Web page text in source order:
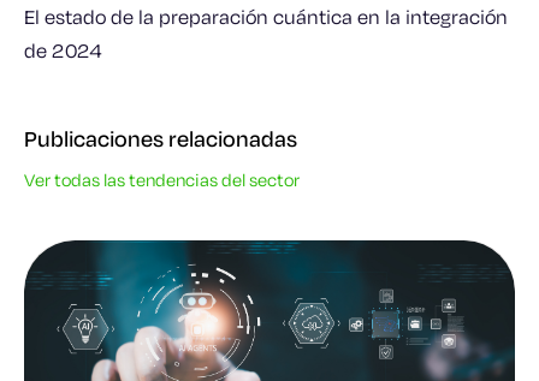
El estado de la preparación cuántica en la integración
de 2024
Publicaciones relacionadas
Ver todas las tendencias del sector